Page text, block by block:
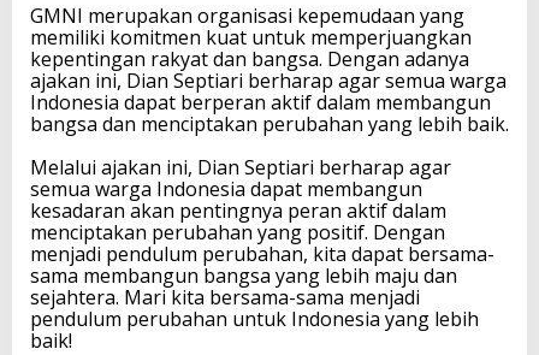
h
a
n
!
GMNI merupakan organisasi kepemudaan yang
memiliki komitmen kuat untuk memperjuangkan
kepentingan rakyat dan bangsa. Dengan adanya
ajakan ini, Dian Septiari berharap agar semua warga
Indonesia dapat berperan aktif dalam membangun
bangsa dan menciptakan perubahan yang lebih baik.
Melalui ajakan ini, Dian Septiari berharap agar
semua warga Indonesia dapat membangun
kesadaran akan pentingnya peran aktif dalam
menciptakan perubahan yang positif. Dengan
menjadi pendulum perubahan, kita dapat bersama-
sama membangun bangsa yang lebih maju dan
sejahtera. Mari kita bersama-sama menjadi
pendulum perubahan untuk Indonesia yang lebih
baik!